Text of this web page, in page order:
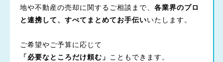
地や不動産の売却に関するご相談まで、 各業界のプロ
と連携して、すべてまとめてお手伝いいたします。
ご希望やご予算に応じて
「必要なところだけ頼む」
こともできます。